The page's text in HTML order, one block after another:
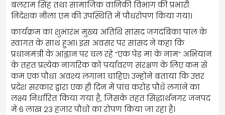
बलराम सिंह तथा सामाजिक वानिकी विभाग की प्रभारी
निदेशक नीला एम की उपस्थिति में पौधरोपण किया गया।
कार्यक्रम का शुभारंभ मुख्य अतिथि सांसद जगदंबिका पाल के
स्वागत के साथ हुआ। इस अवसर पर सांसद ने कहा कि
प्रधानमंत्री के आह्वान पर चल रहे “एक पेड़ मां के नाम” अभियान
के तहत प्रत्येक नागरिक को पर्यावरण संरक्षण के लिए कम से
कम एक पौधा अवश्य लगाना चाहिए। उन्होंने बताया कि उत्तर
प्रदेश सरकार द्वारा एक ही दिन में पांच करोड़ पौधे लगाने का
लक्ष्य निर्धारित किया गया है, जिसके तहत सिद्धार्थनगर जनपद
में 6 लाख 23 हजार पौधों का रोपण किया जा रहा है।